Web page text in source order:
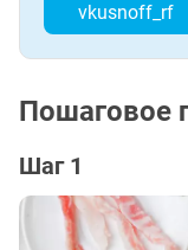
vkusnoff_rf
Пошаговое
Шаг 1